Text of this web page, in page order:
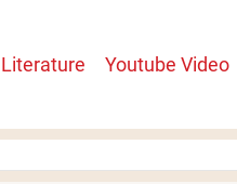
Literature Youtube Video